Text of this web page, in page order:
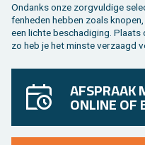
On­danks onze zorg­vul­di­ge
fen­he­den heb­ben zoals
een lich­te be­scha­di­ging. Plaats
zo heb je het min­ste ver­zaagd
AFSPRAAK
ONLINE OF